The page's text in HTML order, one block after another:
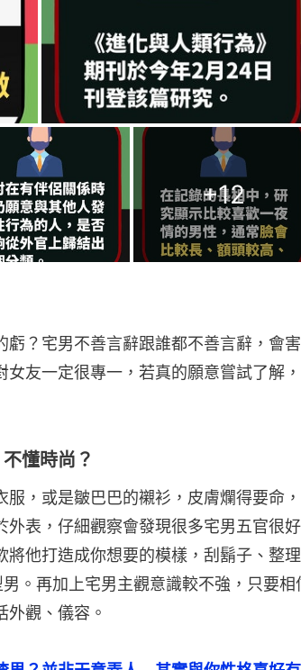
虧？宅男不善言辭跟誰都不善言辭，會害
女友一定很專一，若真的願意嘗試了解，
不懂時尚？
表，仔細觀察會發現很多宅男五官很好
男？並非天意弄人　其實與你性格喜好有